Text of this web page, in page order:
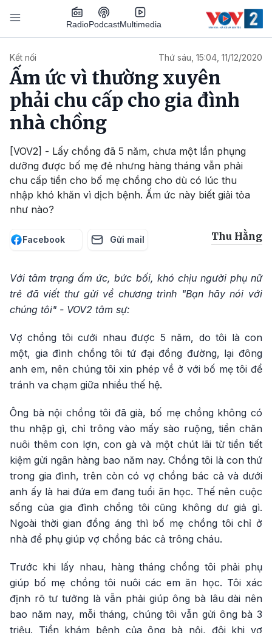
Nhảy đến nội dung
RadioPodcastMultimedia
Kết nối Thứ sáu, 15:04, 11/12/2020
Ấm ức vì thường xuyên
phải chu cấp cho gia đình
nhà chồng
[VOV2] - Lấy chồng đã 5 năm, chưa một lần phụng
dưỡng được bố mẹ đẻ nhưng hàng tháng vẫn phải
chu cấp tiền cho bố mẹ chồng cho dù có lúc thu
nhập khó khăn vì dịch bệnh. Ấm ức này biết giải tỏa
như nào?
Facebook Gửi mail Thu Hằng
Với tâm trạng ấm ức, bức bối, khó chịu người phụ nữ
trẻ đã viết thư gửi về chương trình "Bạn hãy nói với
chúng tôi" - VOV2 tâm sự:
Vợ chồng tôi cưới nhau được 5 năm, do tôi là con
một, gia đình chồng tôi tứ đại đồng đường, lại đông
anh em, nên chúng tôi xin phép về ở với bố mẹ tôi để
tránh va chạm giữa nhiều thế hệ.
Ông bà nội chồng tôi đã già, bố mẹ chồng không có
thu nhập gì, chỉ trông vào mấy sào ruộng, tiền chăn
nuôi thêm con lợn, con gà và một chút lãi từ tiền tiết
kiệm gửi ngân hàng bao năm nay. Chồng tôi là con thứ
trong gia đình, trên còn có vợ chồng bác cả và dưới
anh ấy là hai đứa em đang tuổi ăn học. Thế nên cuộc
sống của gia đình chồng tôi cũng không dư giả gì.
Ngoài thời gian đồng áng thì bố mẹ chồng tôi chỉ ở
nhà để phụ giúp vợ chồng bác cả trông cháu.
Trước khi lấy nhau, hàng tháng chồng tôi phải phụ
giúp bố mẹ chồng tôi nuôi các em ăn học. Tôi xác
định rõ tư tưởng là vẫn phải giúp ông bà lâu dài nên
bao năm nay, mỗi tháng, chúng tôi vẫn gửi ông bà 3
triệu. Tiền khám bệnh của ông bà nội, đôi khi vợ